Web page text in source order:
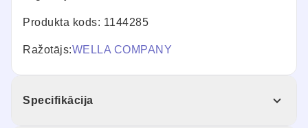
Produkta kods: 1144285
Ražotājs:WELLA COMPANY
Specifikācija